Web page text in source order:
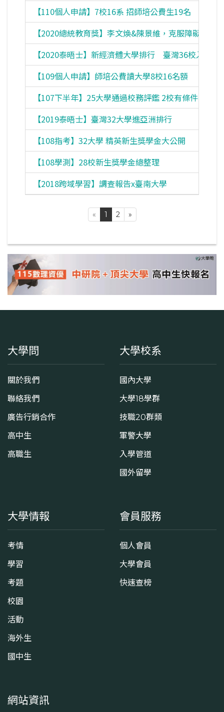
【110個人申請】7校16系 招師培公費生19名
【2020總統教育獎】李文煥&陳景維，克服障礙向前行
【2020泰晤士】新經濟體大學排行 臺灣36校入榜
【109個人申請】師培公費讀大學8校16名額
【107下半年】25大學通過校務評鑑 2校有條件通過
【2019泰晤士】臺灣32大學進亞洲排行
【108指考】32大學 精英新生獎學金大公開
【108學測】28校新生獎學金總整理
【2018跨域學習】調查報告x臺南大學
« 1 2 »
大學問
關於我們
聯絡我們
廣告行銷合作
高中生
高職生
大學校系
國內大學
大學18學群
技職20群類
軍警大學
入學管道
國外留學
大學情報
考情
學習
考題
校園
活動
海外生
國中生
會員服務
個人會員
大學會員
快速查榜
網站資訊